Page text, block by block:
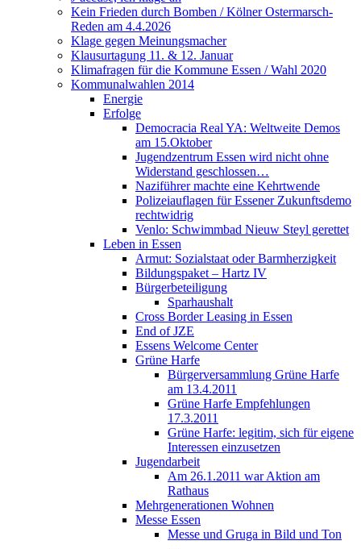
Kein Frieden durch Bomben / Kölner Ostermarsch-
Reden am 4.4.2026
Klage gegen Meinungsmacher
Klausurtagung 11. & 12. Januar
Klimafragen für die Kommune Essen / Wahl 2020
Kommunalwahlen 2014
Energie
Erfolge
Democracia Real YA: Weltweite Demos
am 15.Oktober
Jugendzentrum Essen wird nicht ohne
Widerstand geschlossen…
Naziführer machte eine Kehrtwende
Polizeiauflagen für Essener Zukunftsdemo
rechtwidrig
Venlo: Schwimmbad Nieuw Steyl gerettet
Leben in Essen
Armut: Sozialstaat oder Barmherzigkeit
Bildungspaket – Hartz IV
Bürgerbeteiligung
Sparhaushalt
Cross Border Leasing in Essen
End of JZE
Essens Welcome Center
Grüne Harfe
Bürgerversammlung Grüne Harfe
am 13.4.2011
Grüne Harfe Empfehlungen
17.3.2011
Grüne Harfe: legitim, sich für eigene
Interessen einzusetzen
Jugendarbeit
Am 26.1.2011 war Aktion am
Rathaus
Mehrgenerationen Wohnen
Messe Essen
Messe und Gruga in Bild und Ton